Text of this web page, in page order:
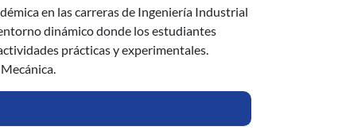
en las carreras de Ingeniería Industrial
dinámico donde los estudiantes
prácticas y experimentales.